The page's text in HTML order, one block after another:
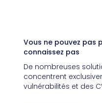
Vous ne pouvez pas
connaissez pas
De nombreuses
concentrent
vulnérabilités et des